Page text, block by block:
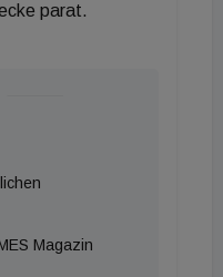
parat.
Magazin